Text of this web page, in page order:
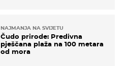
NAJMANJA NA SVIJETU
Čudo prirode: Predivna
pješčana plaža na 100 metara
od mora